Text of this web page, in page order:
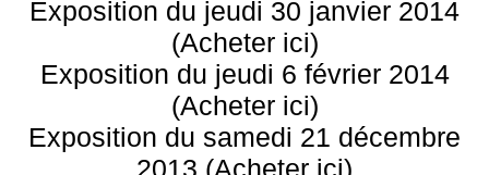
Exposition du jeudi 30 janvier 2014
(Acheter ici)
Exposition du jeudi 6 février 2014
(Acheter ici)
Exposition du samedi 21 décembre
2013 (Acheter ici)